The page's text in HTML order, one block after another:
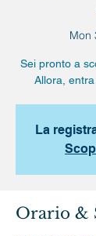
Mon
Sei pronto a
Allora,
La
Orario &